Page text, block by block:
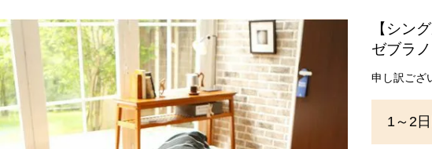
【シン
ゼブラ
申し訳ござ
1～2